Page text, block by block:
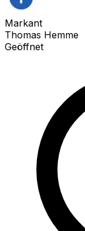
Markant
Thomas Hemme
Geöffnet